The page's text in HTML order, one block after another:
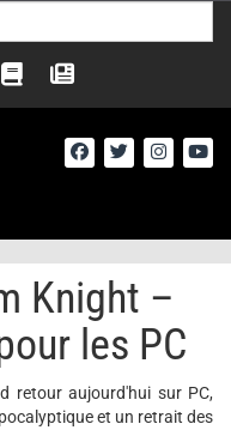
Knight –
les PC
retour aujourd'hui sur PC,
et un retrait des